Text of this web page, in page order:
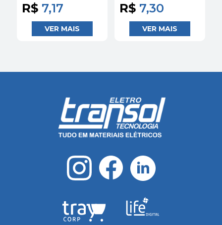
R$ 7,17 R$ 7,30